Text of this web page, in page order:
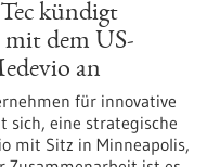
kündigt
mit dem US-
an
für innovative
sich, eine strategische
mit Sitz in Minneapolis,